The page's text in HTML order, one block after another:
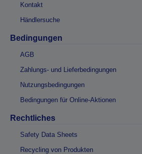
Kontakt
Händlersuche
Bedingungen
AGB
Zahlungs- und Lieferbedingungen
Nutzungsbedingungen
Bedingungen für Online-Aktionen
Rechtliches
Safety Data Sheets
Recycling von Produkten